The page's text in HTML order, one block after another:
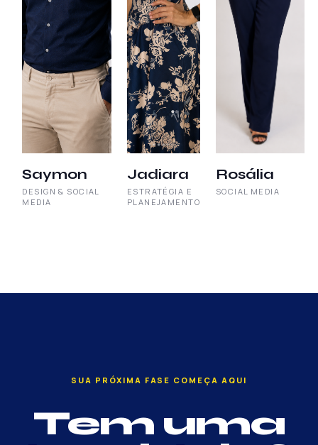
Saymon
DESIGN & SOCIAL
MEDIA
Jadiara
ESTRATÉGIA E
PLANEJAMENTO
Rosália
SOCIAL MEDIA
SUA PRÓXIMA FASE COMEÇA AQUI
Tem uma